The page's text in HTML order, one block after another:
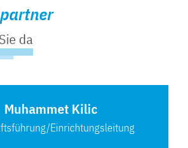
da
Muhammet Kilic
Einrichtungsleitung